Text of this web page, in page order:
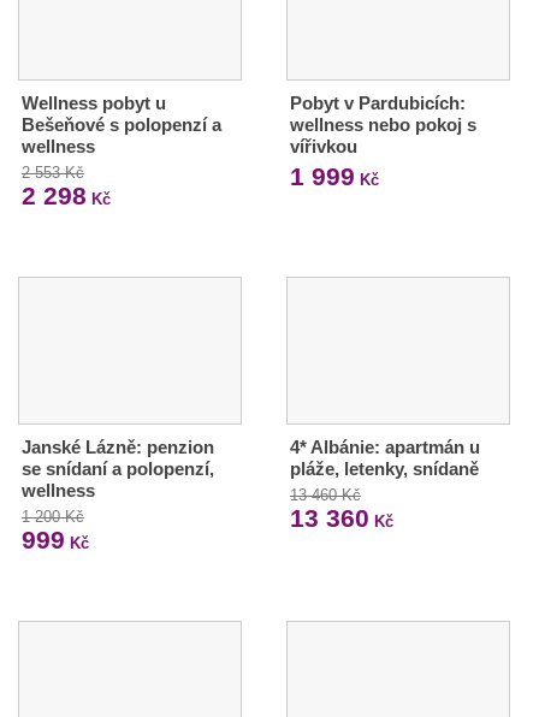
Wellness pobyt u
Bešeňové s polopenzí a
wellness
2 553 Kč
2 298 Kč
Pobyt v Pardubicích:
wellness nebo pokoj s
vířivkou
1 999 Kč
Janské Lázně: penzion
se snídaní a polopenzí,
wellness
1 200 Kč
999 Kč
4* Albánie: apartmán u
pláže, letenky, snídaně
13 460 Kč
13 360 Kč